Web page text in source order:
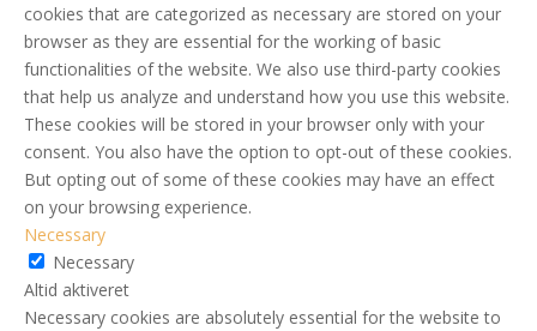
cookies that are categorized as necessary are stored on your
browser as they are essential for the working of basic
functionalities of the website. We also use third-party cookies
that help us analyze and understand how you use this website.
These cookies will be stored in your browser only with your
consent. You also have the option to opt-out of these cookies.
But opting out of some of these cookies may have an effect
on your browsing experience.
Necessary
Necessary
Altid aktiveret
Necessary cookies are absolutely essential for the website to